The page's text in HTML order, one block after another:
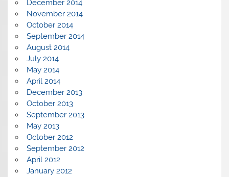
December 2014
November 2014
October 2014
September 2014
August 2014
July 2014
May 2014
April 2014
December 2013
October 2013
September 2013
May 2013
October 2012
September 2012
April 2012
January 2012